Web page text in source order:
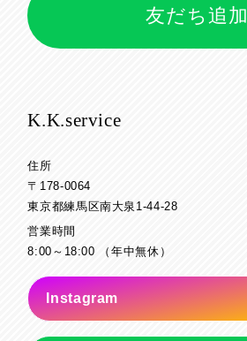
友だち追加
K.K.service
住所
〒178-0064
東京都練馬区南大泉1-44-28
営業時間
8:00～18:00 （年中無休）
Instagram